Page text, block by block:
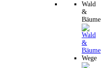
Wald
&
Bäume
Wege